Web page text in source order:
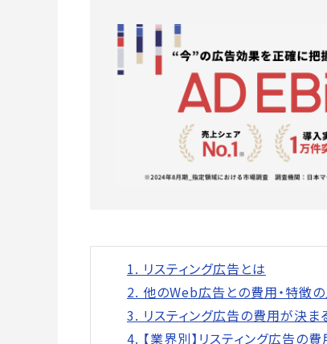
1. リスティング広告とは
2. 他のWeb広告との費用・特徴
3. リスティング広告の費用が決ま
4. 【業界別】リスティング広告の